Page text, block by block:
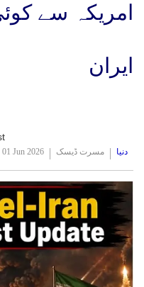
امریکہ سے
ایران
01 Jun 2026 مسرت ڈیسک دنیا